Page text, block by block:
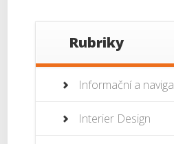
Rubriky
Informační a
Interier Design